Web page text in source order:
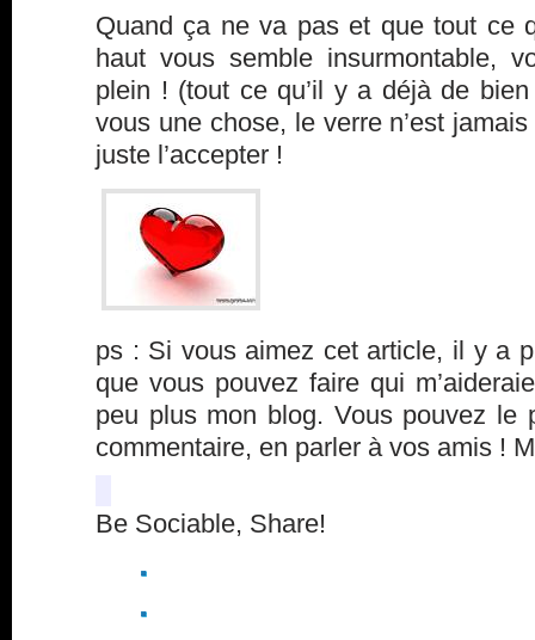
Quand ça ne va pas et que tout ce
haut vous semble insurmontable,
plein ! (tout ce qu’il y a déjà de
vous une chose, le verre n’est
juste l’accepter !
ps : Si vous aimez cet article, il y a
que vous pouvez faire qui
peu plus mon blog. Vous pouvez le
commentaire, en parler à vos amis !
Be Sociable, Share!